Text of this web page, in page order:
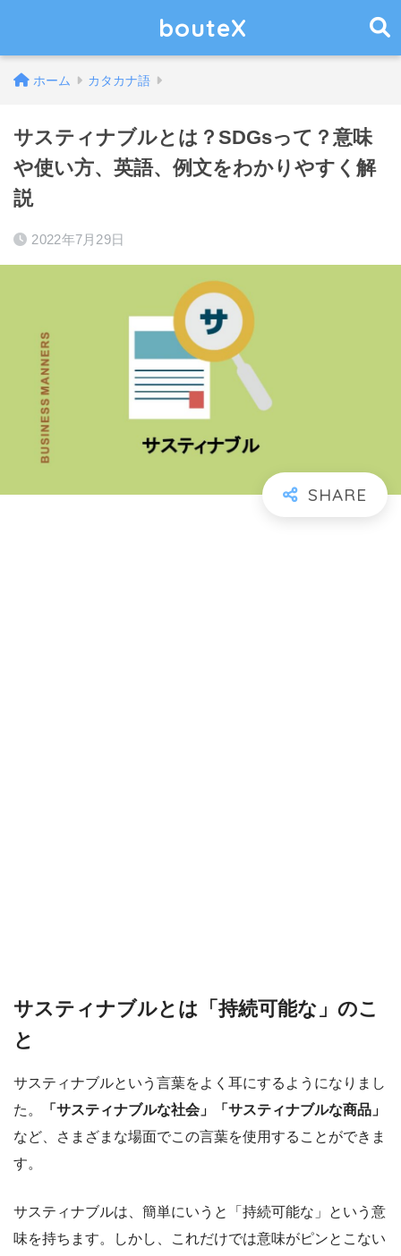
bouteX
ホーム カタカナ語
サスティナブルとは？SDGsって？意味
や使い方、英語、例文をわかりやすく解
説
2022年7月29日
サスティナブルとは「持続可能な」のこ
と
サスティナブルという言葉をよく耳にするようになりまし
た。
「サスティナブルな社会」「サスティナブルな商品」
など、さまざまな場面でこの言葉を使用することができま
す。
サスティナブルは、簡単にいうと「持続可能な」という意
味を持ちます。しかし、これだけでは意味がピンとこない